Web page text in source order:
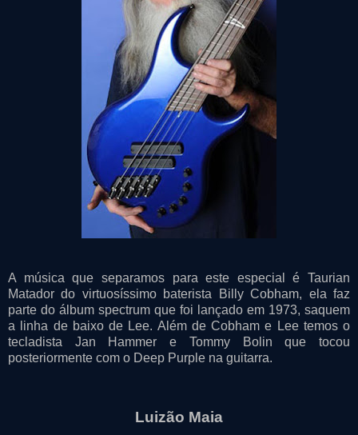
A música que separamos para este especial é Taurian
Matador do virtuosíssimo baterista Billy Cobham, ela faz
parte do álbum spectrum que foi lançado em 1973, saquem
a linha de baixo de Lee. Além de Cobham e Lee temos o
tecladista Jan Hammer e Tommy Bolin que tocou
posteriormente com o Deep Purple na guitarra.
Luizão Maia